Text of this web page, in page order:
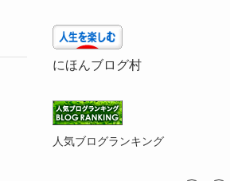
にほんブログ村
人気ブログランキング